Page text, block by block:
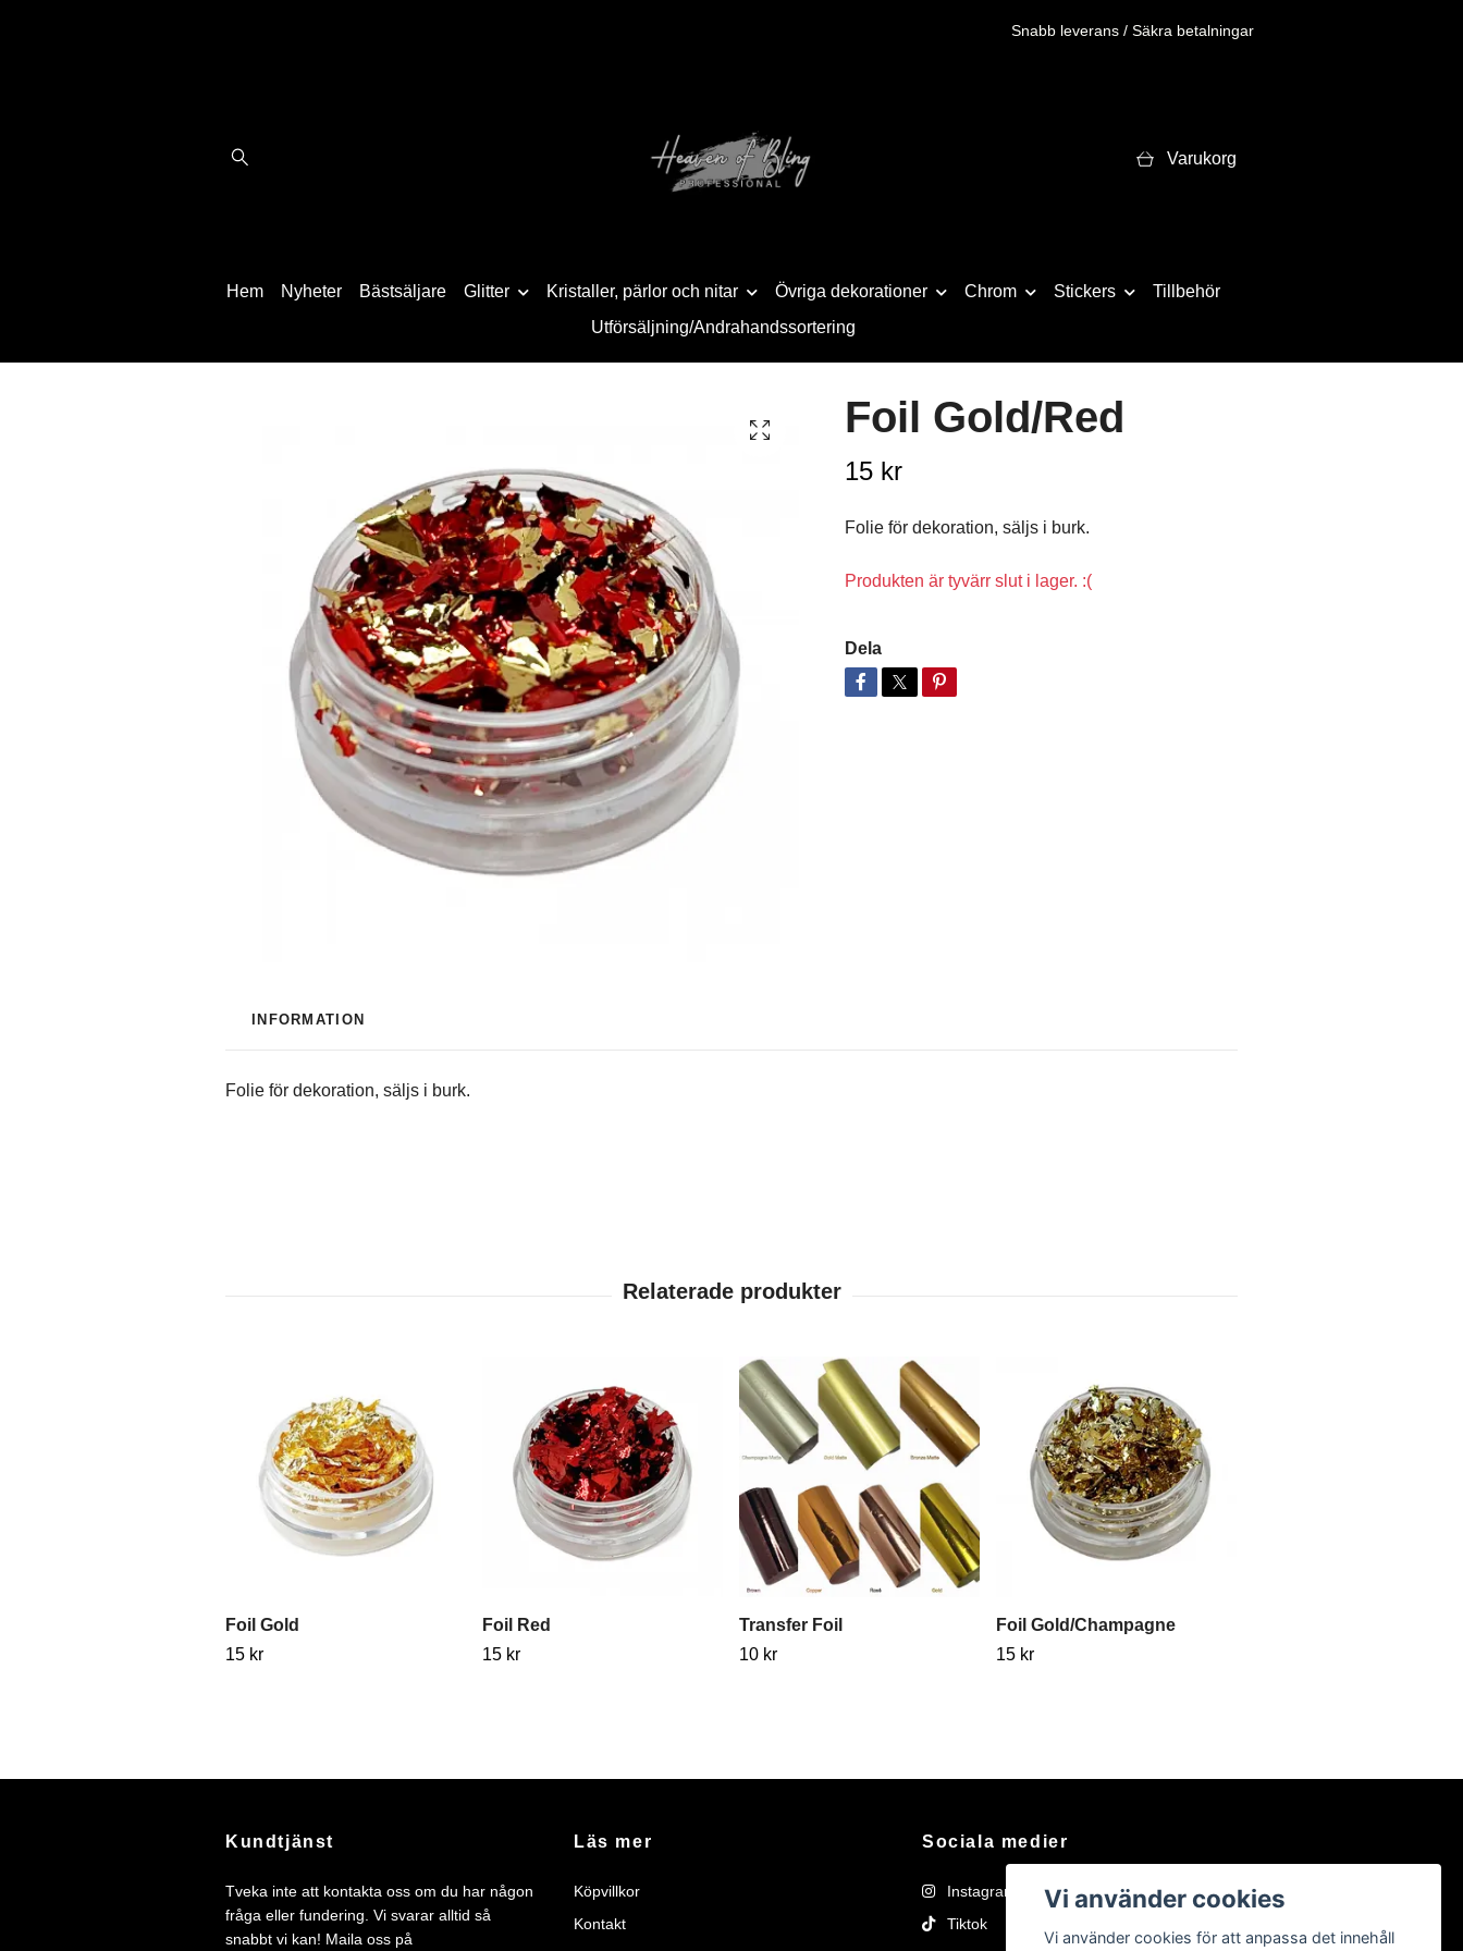
Snabb leverans / Säkra betalningar
Varukorg
Hem Nyheter Bästsäljare Glitter Kristaller, pärlor och nitar Övriga dekorationer Chrom Stickers
Tillbehör
Utförsäljning/Andrahandssortering
Foil Gold/Red
15 kr
Folie för dekoration, säljs i burk.
Produkten är tyvärr slut i lager. :(
Dela
INFORMATION
Folie för dekoration, säljs i burk.
Foil Gold
15 kr
Foil Red
15 kr
Transfer Foil
10 kr
Foil Gold/Champagne
15 kr
Kundtjänst
Tveka inte att kontakta oss om du har någon
fråga eller fundering. Vi svarar alltid så
snabbt vi kan! Maila oss på
Läs mer
Köpvillkor
Kontakt
Sociala medier
Instagram
Tiktok
Vi använder cookies
Vi använder cookies för att anpassa det innehåll